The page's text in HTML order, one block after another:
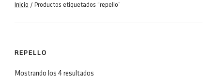
Inicio / Productos etiquetados “repello”
REPELLO
Mostrando los 4 resultados